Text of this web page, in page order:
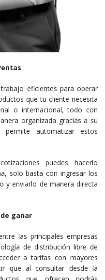
eficientes para operar
que tu cliente necesita
o internacional, todo con
organizada gracias a su
automatizar estos
puedes hacerlo
solo basta con ingresar los
y enviarlo de manera directa
ganar
las principales empresas
de distribución libre de
a tarifas con mayores
que al consultar desde la